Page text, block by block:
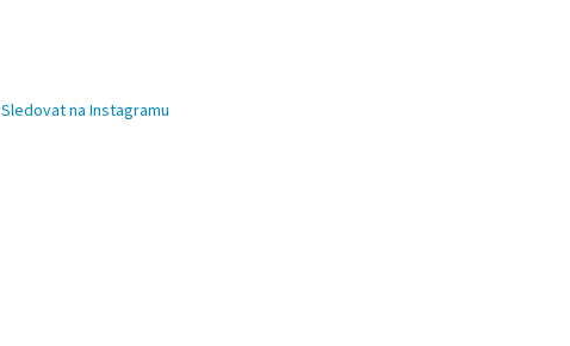
Sledovat na Instagramu